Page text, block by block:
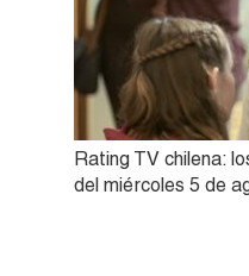
Rating TV chilena:
del miércoles 5 de